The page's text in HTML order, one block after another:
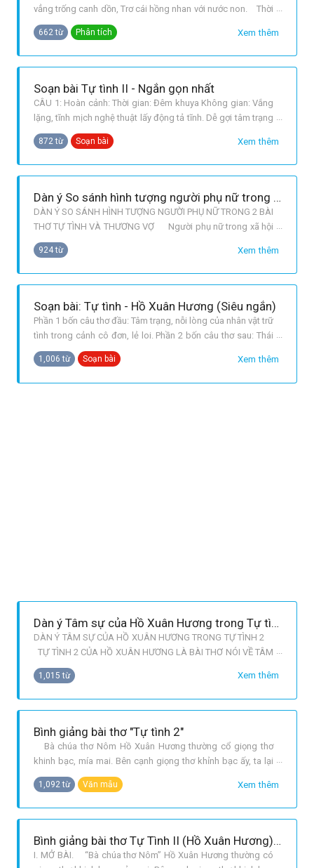
vẳng trống canh dồn, Trơ cái hồng nhan với nước non. Thời
gian lúc nửa đêm nên không gian thật vắng lặng, tịch mịch,
chỉ nghe tiếng trống cầm canh từ xa vẳng lại, vạn vật đã
thức với tâm
Xem thêm
662 từ Phân tích
Soạn bài Tự tình II - Ngắn gọn nhất
CÂU 1: Hoàn cảnh: Thời gian: Đêm khuya Không gian: Vắng
lặng, tĩnh mịch nghệ thuật lấy động tả tĩnh. Dễ gợi tâm trạng
Lòng người: trơ trọi, từ “Trơ” đi liền với “cái hồng nhan” đảo
ngữ ⟹ Xót xa, bẽ bàng. Hình ảnh tương phản: Cái hồng
loi
Xem thêm
872 từ Soạn bài
Dàn ý So sánh hình tượng người phụ nữ trong 2 bài thơ Tự tình và Thương vợ
DÀN Ý SO SÁNH HÌNH TƯỢNG NGƯỜI PHỤ NỮ TRONG 2 BÀI
THƠ TỰ TÌNH VÀ THƯƠNG VỢ Người phụ nữ trong xã hội
xưa với những phẩm chất tốt đẹp là nguồn cảm hứng sáng
tác vô tận cho thơ văn. Tự tình và Thương vợ là hai trong số
rất nhiều tác phẩm nói về vẻ đẹo trên. Cùng so sánh hình
ảnh người phụ nữ tron
Xem thêm
924 từ
Soạn bài: Tự tình - Hồ Xuân Hương (Siêu ngắn)
Phần 1 bốn câu thơ đầu: Tâm trạng, nỗi lòng của nhân vật trữ
tình trong cảnh cô đơn, lẻ loi. Phần 2 bốn câu thơ sau: Thái
độ vùng vẫy của nhân vật trước số phận nhưng vẫn không
thể thoát khỏi nỗi sầu lẻ loi. CÂU 1 TRANG 19 SGK NGỮ VĂN
Xem thêm
1,006 từ Soạn bài
Dàn ý Tâm sự của Hồ Xuân Hương trong Tự tình 2
DÀN Ý TÂM SỰ CỦA HỒ XUÂN HƯƠNG TRONG TỰ TÌNH 2
TỰ TÌNH 2 CỦA HỒ XUÂN HƯƠNG LÀ BÀI THƠ NÓI VỀ TÂM
TRẠNG CỦA BÀ VÀ CŨNG LÀ TÂM TRẠNG CHUNG CỦA
NGƯỜI PHỤ NỮ THỜI BẤY GIỜ. CÙNG NHAU THAM KHẢO
TRONG BÀI TỰ TÌNH 2 ĐỂ HIỂU ĐƯỢC NHỮNG TÂM TRẠNG
CỦA NGƯỜI PHỤ
Xem thêm
1,015 từ
Bình giảng bài thơ "Tự tình 2"
Bà chúa thơ Nôm Hồ Xuân Hương thường cổ giọng thơ
khinh bạc, mía mai. Bên cạnh giọng thơ khỉnh bạc ấy, ta lại
bắt gặp một trong những bài thơ tả cảnh ngụ tình khá sâu
sắc và ỷ tứ chân thành nhằm giãi bày tâm sự của mình. Bài
DƠN. Hai câu
Xem thêm
1,092 từ Văn mẫu
Bình giảng bài thơ Tự Tình II (Hồ Xuân Hương) : Đêm khuya văng vẳng trống canh dồn .... Mảnh tình san sẻ tí con con.
I. MỞ BÀI. “Bà chúa thơ Nôm” Hồ Xuân Hương thường có